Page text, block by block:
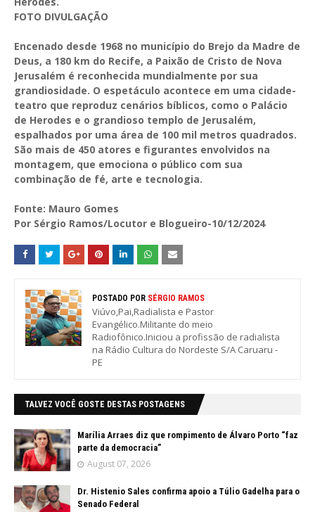
FOTO DIVULGAÇÃO
Encenado desde 1968 no município do Brejo da Madre de
Deus, a 180 km do Recife, a Paixão de Cristo de Nova
Jerusalém é reconhecida mundialmente por sua
grandiosidade. O espetáculo acontece em uma cidade-
teatro que reproduz cenários bíblicos, como o Palácio
de Herodes e o grandioso templo de Jerusalém,
espalhados por uma área de 100 mil metros quadrados.
São mais de 450 atores e figurantes envolvidos na
montagem, que emociona o público com sua
combinação de fé, arte e tecnologia.
Fonte: Mauro Gomes
Por Sérgio Ramos/Locutor e Blogueiro-10/12/2024
POSTADO POR SÉRGIO RAMOS
Viúvo,Pai,Radialista e Pastor
Evangélico.Militante do meio
Radiofônico.Iniciou a profissão de radialista
na Rádio Cultura do Nordeste S/A Caruaru -
PE
TALVEZ VOCÊ GOSTE DESTAS POSTAGENS
Marília Arraes diz que rompimento de Álvaro Porto “faz
parte da democracia”
August 07, 2026
Dr. Histenio Sales confirma apoio a Túlio Gadelha para o
Senado Federal